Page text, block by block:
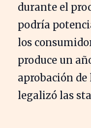
durante el
podría
los
produce un
aprobación de
legalizó las